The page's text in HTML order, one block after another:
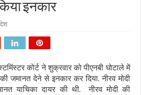
इनकार
देश
कोर्ट ने शुक्रवार को पीएनबी घोटाले में
की जमानत देने से इनकार कर दिया. नीरव मोदी
याचिका दायर की थी. नीरव मोदी की